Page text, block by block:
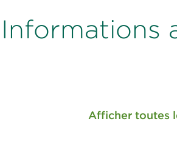
Informations
Afficher toutes